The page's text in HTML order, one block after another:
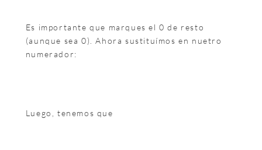
Es importante que marques el 0 de resto
(aunque sea 0). Ahora sustituímos en nuetro
numerador:
Luego, tenemos que